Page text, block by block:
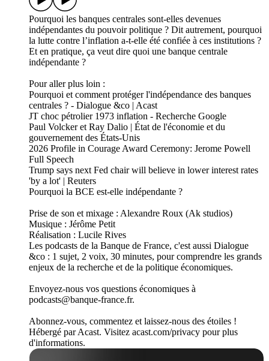
Pourquoi les banques centrales sont-elles devenues
indépendantes du pouvoir politique ? Dit autrement, pourquoi
la lutte contre l’inflation a-t-elle été confiée à ces institutions ?
Et en pratique, ça veut dire quoi une banque centrale
indépendante ?
Pour aller plus loin :
Pourquoi et comment protéger l'indépendance des banques
centrales ? - Dialogue &co | Acast
JT choc pétrolier 1973 inflation - Recherche Google
Paul Volcker et Ray Dalio | État de l'économie et du
gouvernement des États-Unis
2026 Profile in Courage Award Ceremony: Jerome Powell
Full Speech
Trump says next Fed chair will believe in lower interest rates
'by a lot' | Reuters
Pourquoi la BCE est-elle indépendante ?
Prise de son et mixage : Alexandre Roux (Ak studios)
Musique : Jérôme Petit
Réalisation : Lucile Rives
Les podcasts de la Banque de France, c'est aussi Dialogue
&co : 1 sujet, 2 voix, 30 minutes, pour comprendre les grands
enjeux de la recherche et de la politique économiques.
Envoyez-nous vos questions économiques à
podcasts@banque-france.fr.
Abonnez-vous, commentez et laissez-nous des étoiles !
Hébergé par Acast. Visitez acast.com/privacy pour plus
d'informations.